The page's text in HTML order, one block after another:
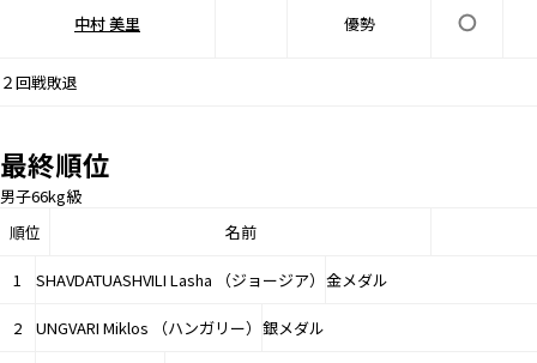
中村 美里 優勢
２回戦敗退
最終順位
男子66kg級
順位
名前
1 SHAVDATUASHVILI Lasha （ジョージア） 金メダル
2 UNGVARI Miklos （ハンガリー） 銀メダル